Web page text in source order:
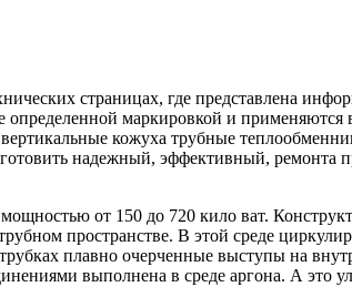
страницах, где представлена
маркировкой и
кожуха трубные
надежный, эффективный, ремонта
от 150 до 720 кило ват.
пространстве. В этой среде
плавно очерченные выступы на
выполнена в среде аргона. А это